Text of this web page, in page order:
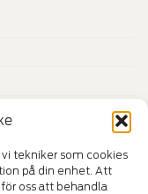
tekniker som cookies
på din enhet. Att
oss att behandla